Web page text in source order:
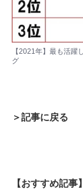
【2021年】最も活
グ
＞記事に戻る
【おすすめ記事】